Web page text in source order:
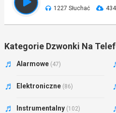
1227 Słuchać
Kategorie Dzwonki Na
Alarmowe (47)
Elektroniczne (86)
Instrumentalny (102)